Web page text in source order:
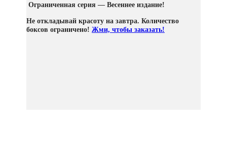
Ограниченная серия — Весеннее издание!
Не откладывай красоту на завтра. Количество
боксов ограничено! Жми, чтобы заказать!